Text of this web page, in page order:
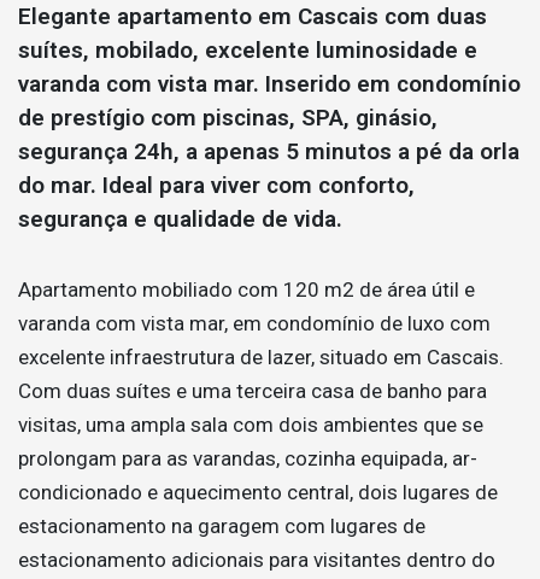
Elegante apartamento em Cascais com duas
suítes, mobilado, excelente luminosidade e
varanda com vista mar. Inserido em condomínio
de prestígio com piscinas, SPA, ginásio,
segurança 24h, a apenas 5 minutos a pé da orla
do mar. Ideal para viver com conforto,
segurança e qualidade de vida.
Apartamento mobiliado com 120 m2 de área útil e
varanda com vista mar, em condomínio de luxo com
excelente infraestrutura de lazer, situado em Cascais.
Com duas suítes e uma terceira casa de banho para
visitas, uma ampla sala com dois ambientes que se
prolongam para as varandas, cozinha equipada, ar-
condicionado e aquecimento central, dois lugares de
estacionamento na garagem com lugares de
estacionamento adicionais para visitantes dentro do